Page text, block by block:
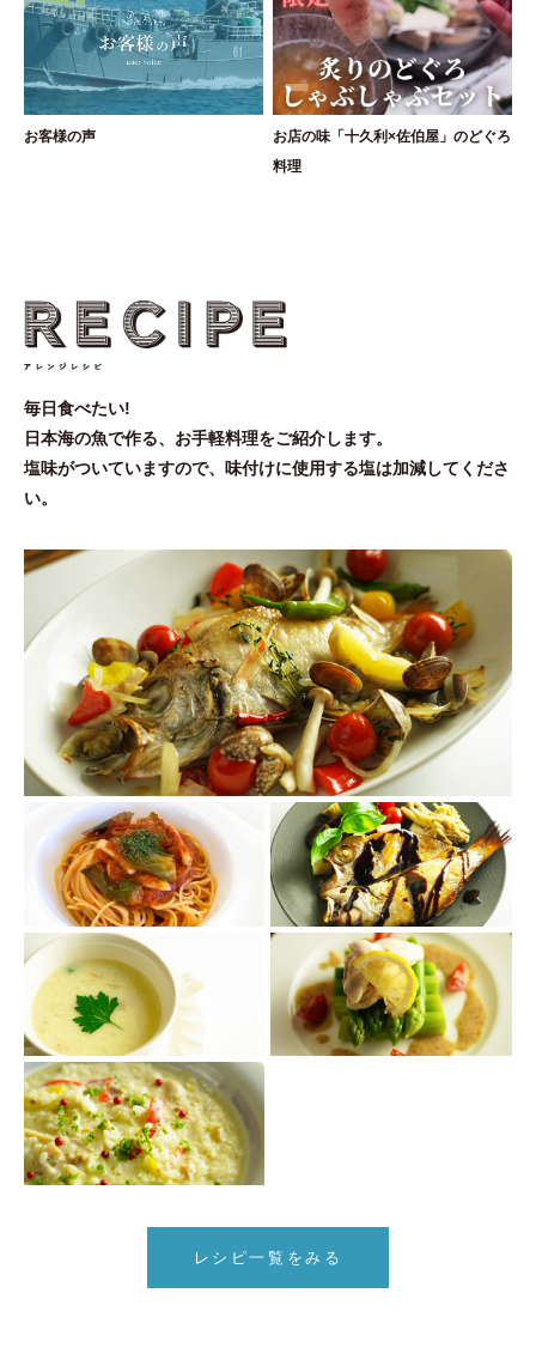
お客様の声
お店の味「十久利×佐伯屋」のどぐろ
料理
毎日食べたい!
日本海の魚で作る、お手軽料理をご紹介します。
塩味がついていますので、味付けに使用する塩は加減してくださ
い。
レシピ一覧をみる